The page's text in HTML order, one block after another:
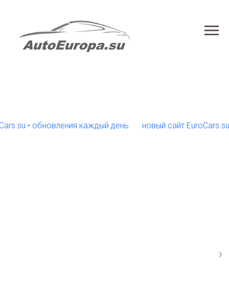
• обновления каждый день новый сайт EuroCars.su •